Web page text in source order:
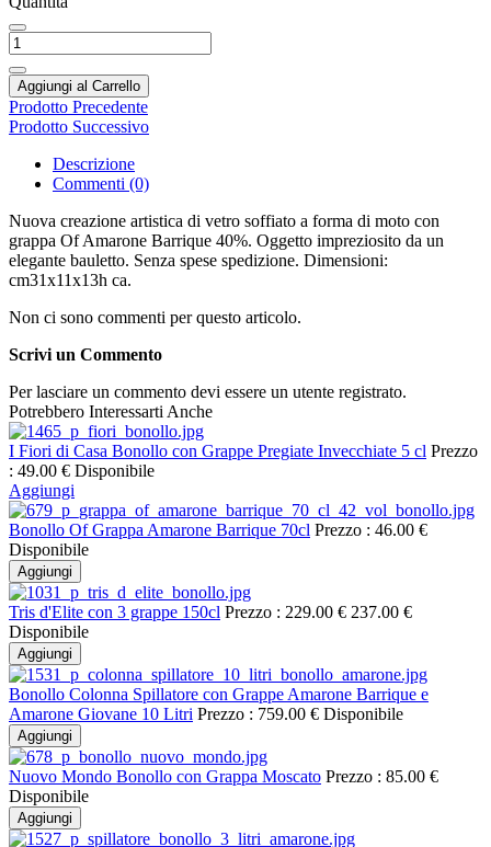
Aggiungi al Carrello
Prodotto Precedente
Prodotto Successivo
Descrizione
Commenti (0)
Nuova creazione artistica di vetro soffiato a forma di moto con
grappa Of Amarone Barrique 40%. Oggetto impreziosito da un
elegante bauletto. Senza spese spedizione. Dimensioni:
cm31x11x13h ca.
Non ci sono commenti per questo articolo.
Scrivi un Commento
Per lasciare un commento devi essere un utente registrato.
Potrebbero Interessarti Anche
I Fiori di Casa Bonollo con Grappe Pregiate Invecchiate 5 cl Prezzo
: 49.00 € Disponibile
Aggiungi
Bonollo Of Grappa Amarone Barrique 70cl Prezzo : 46.00 €
Disponibile
Aggiungi
Tris d'Elite con 3 grappe 150cl Prezzo : 229.00 € 237.00 €
Disponibile
Aggiungi
Bonollo Colonna Spillatore con Grappe Amarone Barrique e
Amarone Giovane 10 Litri Prezzo : 759.00 € Disponibile
Aggiungi
Nuovo Mondo Bonollo con Grappa Moscato Prezzo : 85.00 €
Disponibile
Aggiungi